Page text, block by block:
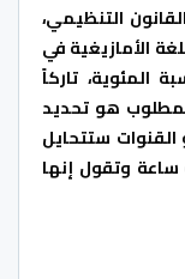
التنظيمي،
الأمازيغية في
المئوية، تاركاً
هو تحديد
القنوات ستتحايل
وتقول إنها